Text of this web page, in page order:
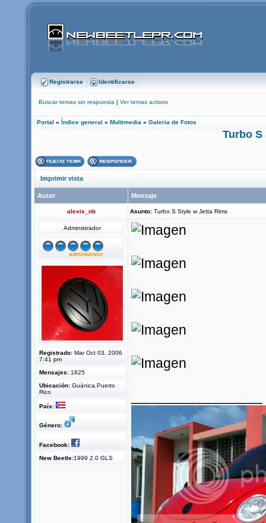
Registrarse Identificarse
Buscar temas sin respuesta | Ver temas activos
Portal » Índice general » Multimedia » Galeria de Fotos
Turbo S
Imprimir vista
Autor Mensaje
alexis_nb Asunto: Turbo S Style w Jetta Rims
Administrador
Registrado: Mar Oct 03, 2006
7:41 pm
Mensajes: 1825
Ubicación: Guánica,Puerto
Rico
País:
Género:
Facebook:
New Beetle:1999 2.0 GLS